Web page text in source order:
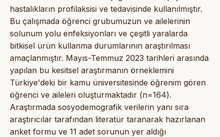
hastalıkların profilaksisi ve tedavisinde kullanılmıştır.
Bu çalışmada öğrenci grubumuzun ve ailelerinin
solunum yolu enfeksiyonları ve çeşitli yaralarda
bitkisel ürün kullanma durumlarının araştırılması
amaçlanmıştır. Mayıs-Temmuz 2023 tarihleri arasında
yapılan bu kesitsel araştırmanın örneklemini
Türkiye'deki bir kamu üniversitesinde öğrenim gören
öğrenci ve aileleri oluşturmaktadır (n=164).
Araştırmada sosyodemografik verilerin yanı sıra
araştırıcılar tarafından literatür taranarak hazırlanan
anket formu ve 11 adet sorunun yer aldığı